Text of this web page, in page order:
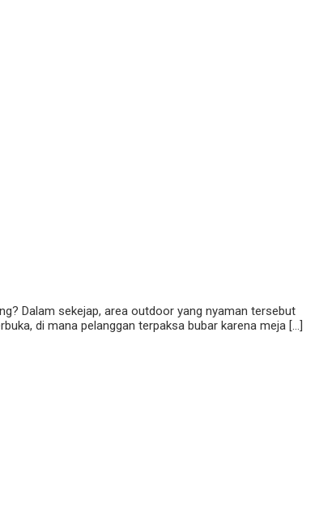
Dalam sekejap, area outdoor yang nyaman tersebut
di mana pelanggan terpaksa bubar karena meja […]